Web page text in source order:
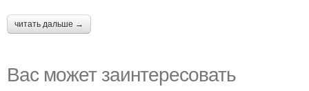
читать дальше →
Вас может заинтересовать